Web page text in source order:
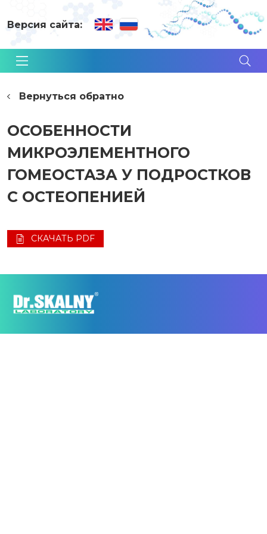
Версия сайта:
Вернуться обратно
ОСОБЕННОСТИ
МИКРОЭЛЕМЕНТНОГО
ГОМЕОСТАЗА У ПОДРОСТКОВ
С ОСТЕОПЕНИЕЙ
СКАЧАТЬ PDF